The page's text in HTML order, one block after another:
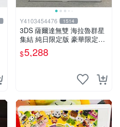
Y4103454476 1514
3DS 薩爾達無雙 海拉魯群星
集結 純日限定版 豪華限定版
編號35
$5,288